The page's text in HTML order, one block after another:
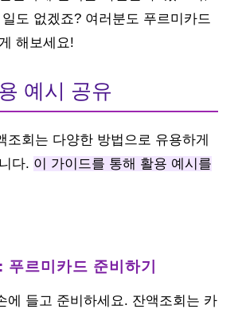
도 없겠죠? 여러분도 푸르미카드
해보세요!
예시 공유
조회는 다양한 방법으로 유용하게
다. 이 가이드를 통해 활용 예시를
푸르미카드 준비하기
에 들고 준비하세요. 잔액조회는 카